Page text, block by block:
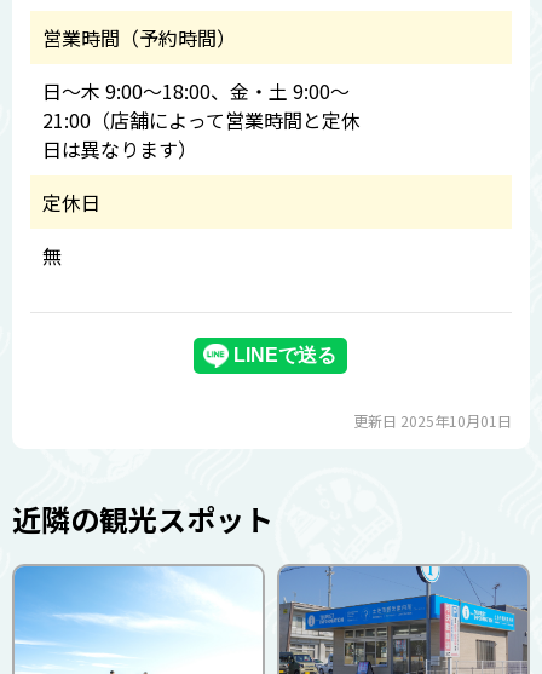
営業時間（予約時間）
日～木 9:00～18:00、金・土 9:00～
21:00（店舗によって営業時間と定休
日は異なります）
定休日
無
更新日 2025年10月01日
近隣の観光スポット